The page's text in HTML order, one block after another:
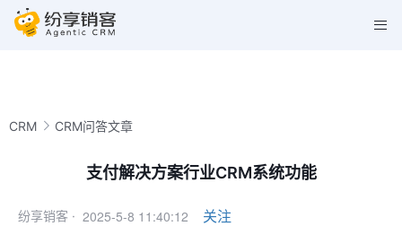
CRM CRM问答文章
支付解决方案行业CRM系统功能
纷享销客 · 2025-5-8 11:40:12 关注